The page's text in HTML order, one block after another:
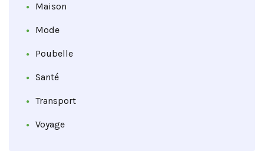
Maison
Mode
Poubelle
Santé
Transport
Voyage